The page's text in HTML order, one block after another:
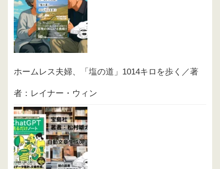
ホームレス夫婦、「塩の道」1014キロを歩く／著
者：レイナー・ウィン